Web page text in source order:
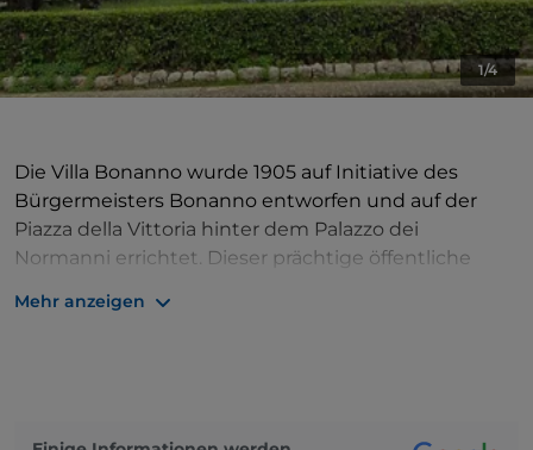
1/4
Die Villa Bonanno wurde 1905 auf Initiative des
Bürgermeisters Bonanno entworfen und auf der
Piazza della Vittoria hinter dem Palazzo dei
Normanni errichtet. Dieser prächtige öffentliche
beherbergt Statuen und Bildnisse berühmter
Mehr anzeigen